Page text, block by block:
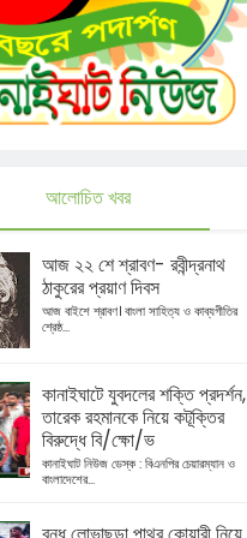
আলোচিত খবর
আজ ২২ শে শ্রাবণ- রবীন্দ্রনাথ
ঠাকুরের প্রয়াণ দিবস
আজ বাইশে শ্রাবণ। বাংলা সাহিত্য ও কাব্যগীতির
শ্রেষ্ঠ...
কানাইঘাটে যুবদলের শক্তি প্রদর্শন,
তারেক রহমানকে নিয়ে কটূক্তির
বিরুদ্ধে বি/ক্ষো/ভ
কানাইঘাট নিউজ ডেস্ক : বিএনপির চেয়ারম্যান ও
বাংলাদেশের...